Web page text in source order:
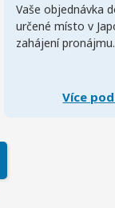
Vaše objednávka
určené místo v
zahájení pronájmu.
Více